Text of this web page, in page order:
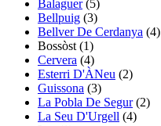
Balaguer(5)
Bellpuig (3)
Bellver De Cerdanya (4)
Bossòst (1)
Cervera (4)
Esterri D'ÀNeu (2)
Guissona (3)
La Pobla De Segur(2)
La Seu D'Urgell (4)